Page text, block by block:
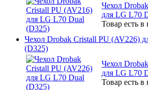
Чехол
для LG L70
Товар есть в
Чехол Drobak Cristall PU (AV226)
(D325)
Чехол
для LG L70
Товар есть в